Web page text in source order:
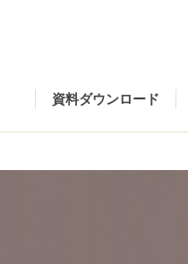
資料ダウンロード